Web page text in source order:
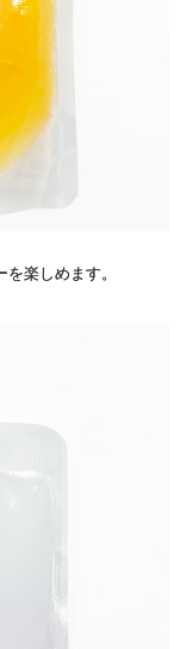
楽しめます。